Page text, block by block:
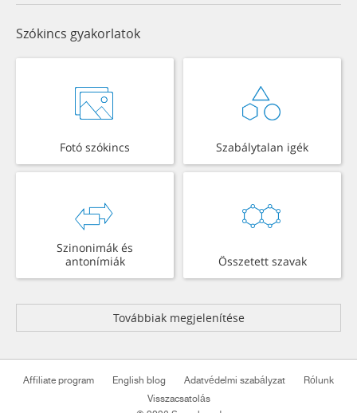
Szókincs gyakorlatok
Fotó szókincs Szabálytalan igék
Szinonimák és
antonímiák
Összetett szavak
Továbbiak megjelenítése
Affiliate program English blog Adatvédelmi szabályzat
Rólunk
Visszacsatolás